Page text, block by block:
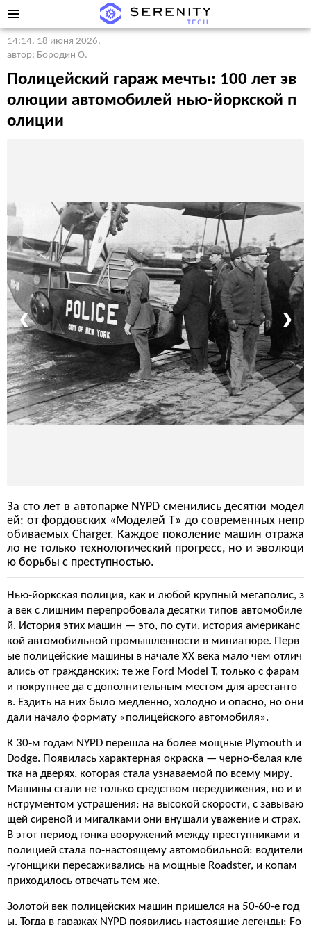
14:14, 18 июня 2026,
автор: Бородин О.
Полицейский гараж мечты: 100 лет эв
олюции автомобилей нью-йоркской п
олиции
❮ ❯
За сто лет в автопарке NYPD сменились десятки модел
ей: от фордовских «Моделей Т» до современных непр
обиваемых Charger. Каждое поколение машин отража
ло не только технологический прогресс, но и эволюци
ю борьбы с преступностью.
Нью-йоркская полиция, как и любой крупный мегаполис, з
а век с лишним перепробовала десятки типов автомобиле
й. История этих машин — это, по сути, история американс
кой автомобильной промышленности в миниатюре. Перв
ые полицейские машины в начале XX века мало чем отлич
ались от гражданских: те же Ford Model T, только с фарам
и покрупнее да с дополнительным местом для арестанто
в. Ездить на них было медленно, холодно и опасно, но они
дали начало формату «полицейского автомобиля».
К 30-м годам NYPD перешла на более мощные Plymouth и
Dodge. Появилась характерная окраска — черно-белая кле
тка на дверях, которая стала узнаваемой по всему миру.
Машины стали не только средством передвижения, но и и
нструментом устрашения: на высокой скорости, с завываю
щей сиреной и мигалками они внушали уважение и страх.
В этот период гонка вооружений между преступниками и
полицией стала по-настоящему автомобильной: водители
-угонщики пересаживались на мощные Roadster, и копам
приходилось отвечать тем же.
Золотой век полицейских машин пришелся на 50-60-е год
ы. Тогда в гаражах NYPD появились настоящие легенды: Fo